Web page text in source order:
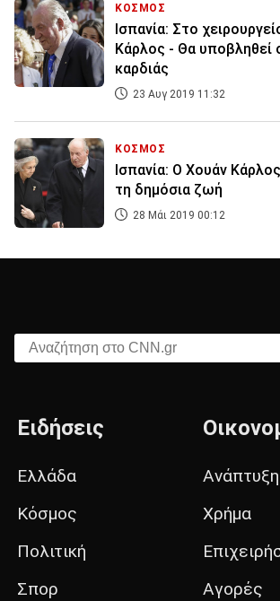
ΚΟΣΜΟΣ
Ισπανία: Στο
Κάρλος - Θα υποβληθεί
καρδιάς
23 Αυγ 2019 11:32
ΚΟΣΜΟΣ
Ισπανία: Ο Χουάν
τη δημόσια ζωή
28 Μάι 2019 00:12
Αναζήτηση στο CNN.gr
Ειδήσεις
Ελλάδα
Κόσμος
Πολιτική
Σπορ
Ανάπτυξη
Χρήμα
Αγορές